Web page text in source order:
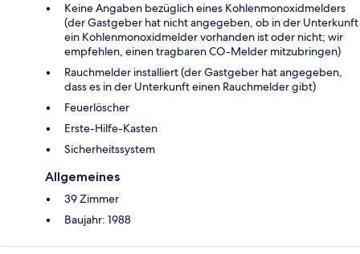
Keine Angaben bezüglich eines Kohlenmonoxidmelders
(der Gastgeber hat nicht angegeben, ob in der Unterkunft
ein Kohlenmonoxidmelder vorhanden ist oder nicht; wir
empfehlen, einen tragbaren CO-Melder mitzubringen)
Rauchmelder installiert (der Gastgeber hat angegeben,
dass es in der Unterkunft einen Rauchmelder gibt)
Feuerlöscher
Ers­te-Hil­fe-Kas­ten
Sicherheitssystem
Allgemeines
39 Zimmer
Baujahr: 1988